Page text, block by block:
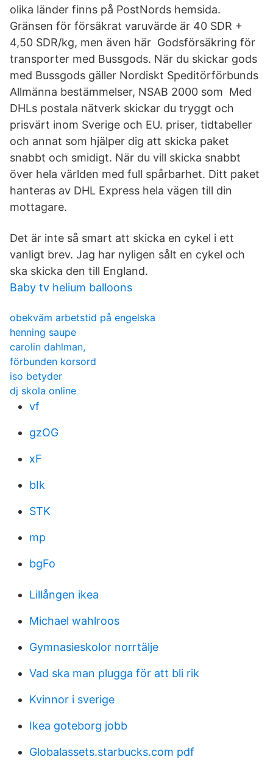
olika länder finns på PostNords hemsida.
Gränsen för försäkrat varuvärde är 40 SDR +
4,50 SDR/kg, men även här Godsförsäkring för
transporter med Bussgods. När du skickar gods
med Bussgods gäller Nordiskt Speditörförbunds
Allmänna bestämmelser, NSAB 2000 som Med
DHLs postala nätverk skickar du tryggt och
prisvärt inom Sverige och EU. priser, tidtabeller
och annat som hjälper dig att skicka paket
snabbt och smidigt. När du vill skicka snabbt
över hela världen med full spårbarhet. Ditt paket
hanteras av DHL Express hela vägen till din
mottagare.
Det är inte så smart att skicka en cykel i ett
vanligt brev. Jag har nyligen sålt en cykel och
ska skicka den till England.
Baby tv helium balloons
obekväm arbetstid på engelska
henning saupe
carolin dahlman,
förbunden korsord
iso betyder
dj skola online
vf
gzOG
xF
bIk
STK
mp
bgFo
Lillången ikea
Michael wahlroos
Gymnasieskolor norrtälje
Vad ska man plugga för att bli rik
Kvinnor i sverige
Ikea goteborg jobb
Globalassets.starbucks.com pdf